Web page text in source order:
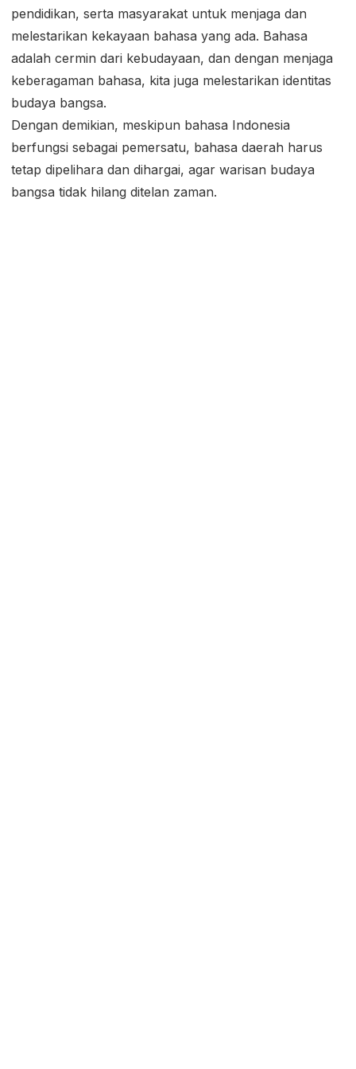
pendidikan, serta masyarakat untuk menjaga dan
melestarikan kekayaan bahasa yang ada. Bahasa
adalah cermin dari kebudayaan, dan dengan menjaga
keberagaman bahasa, kita juga melestarikan identitas
budaya bangsa.
Dengan demikian, meskipun bahasa Indonesia
berfungsi sebagai pemersatu, bahasa daerah harus
tetap dipelihara dan dihargai, agar warisan budaya
bangsa tidak hilang ditelan zaman.